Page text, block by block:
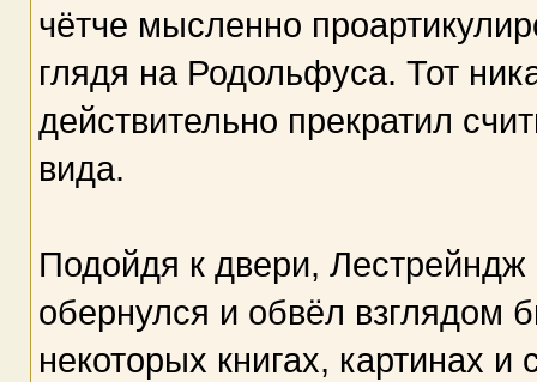
чётче мысленно
глядя на Родольфуса. Тот
действительно прекратил
вида.
Подойдя к двери,
обернулся и обвёл взглядом
некоторых книгах, картинах и